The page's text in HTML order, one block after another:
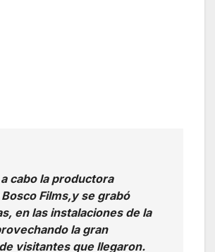
cabo la productora
Films,y se grabó
en las instalaciones de la
la gran
visitantes que llegaron.